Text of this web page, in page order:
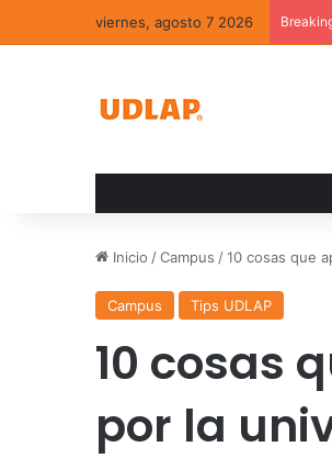
viernes, agosto 7 2026
Inicio /Campus /10 cosas que
Campus Tips UDLAP
10 cosas
por la